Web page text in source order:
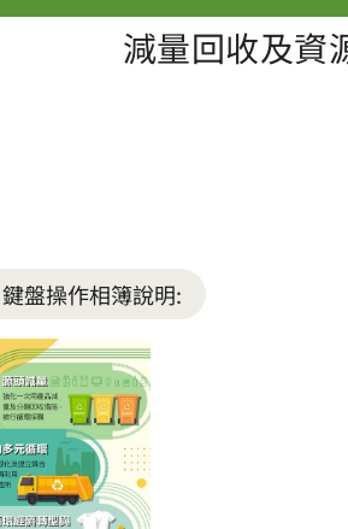
減量回收及資
盤操作相簿說明: